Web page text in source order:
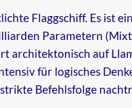
Flaggschiff. Es ist
Parametern
architektonisch auf
für logisches
Befehlsfolge